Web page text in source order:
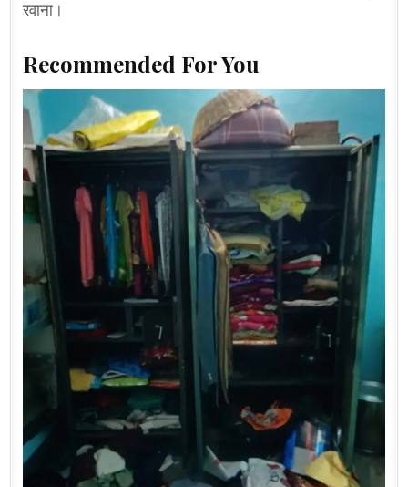
रवाना।
Recommended For You